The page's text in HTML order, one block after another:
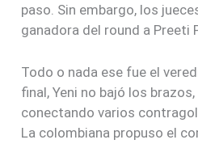
paso. Sin embargo, los
ganadora del round a Preeti
Todo o nada ese fue el
final, Yeni no bajó los
conectando varios
La colombiana propuso el